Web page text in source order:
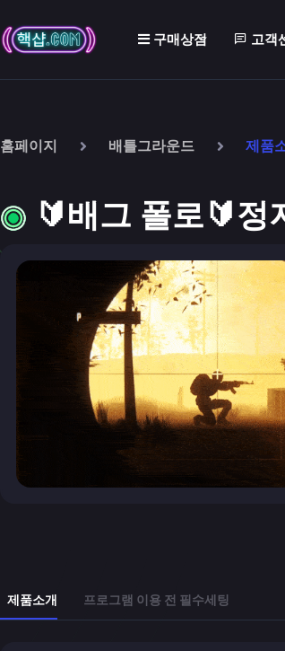
구매상점 고객
홈페이지 배틀그라운드 제품
🔰배그 폴로🔰정
제품소개 프로그램 이용 전 필수세팅